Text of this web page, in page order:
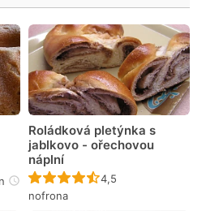
hodnocen
Roládková pletýnka s
jablkovo - ořechovou
náplní
Recept ještě nebyl
4,5
nofrona